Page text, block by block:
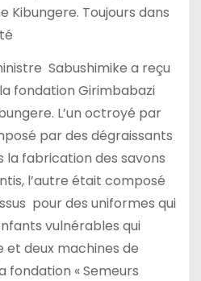
Kibungere. Toujours dans
Sabushimike a reçu
fondation Girimbabazi
L’un octroyé par
par des dégraissants
la fabrication des savons
l’autre était composé
pour des uniformes qui
vulnérables qui
deux machines de
« Semeurs